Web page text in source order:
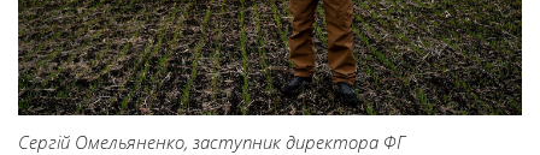
Сергій Омельяненко, заступник директора ФГ